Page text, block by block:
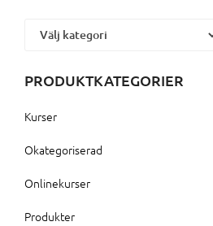
Kategorier
PRODUKTKATEGORIER
Kurser
Okategoriserad
Onlinekurser
Produkter